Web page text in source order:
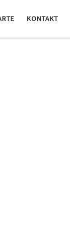
KONTAKT